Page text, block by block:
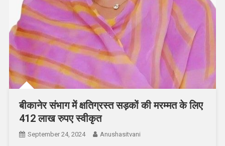
बीकानेर संभाग में क्षतिग्रस्त सड़कों की मरम्मत के लिए
412 लाख रुपए स्वीकृत
September 24, 2024 Anushasitvani